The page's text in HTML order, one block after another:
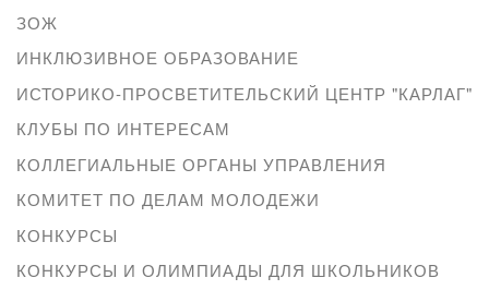
ЗОЖ
ИНКЛЮЗИВНОЕ ОБРАЗОВАНИЕ
ИСТОРИКО-ПРОСВЕТИТЕЛЬСКИЙ ЦЕНТР "КАРЛАГ"
КЛУБЫ ПО ИНТЕРЕСАМ
КОЛЛЕГИАЛЬНЫЕ ОРГАНЫ УПРАВЛЕНИЯ
КОМИТЕТ ПО ДЕЛАМ МОЛОДЕЖИ
КОНКУРСЫ
КОНКУРСЫ И ОЛИМПИАДЫ ДЛЯ ШКОЛЬНИКОВ